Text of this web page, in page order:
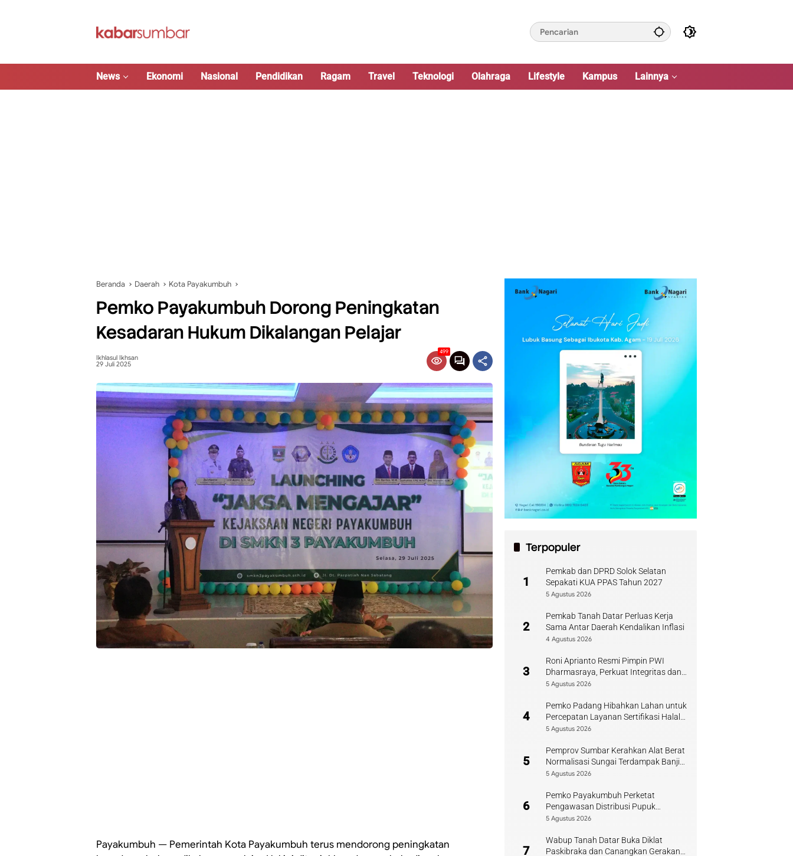
News Ekonomi Nasional Pendidikan Ragam Travel Teknologi Olahraga Lifestyle Kampus Lainnya
Beranda Daerah Kota Payakumbuh
Pemko Payakumbuh Dorong Peningkatan
Kesadaran Hukum Dikalangan Pelajar
Ikhlasul Ikhsan
29 Juli 2025
499
Payakumbuh — Pemerintah Kota Payakumbuh terus mendorong peningkatan
Terpopuler
1
Pemkab dan DPRD Solok Selatan
Sepakati KUA PPAS Tahun 2027
5 Agustus 2026
2
Pemkab Tanah Datar Perluas Kerja
Sama Antar Daerah Kendalikan Inflasi
4 Agustus 2026
3
Roni Aprianto Resmi Pimpin PWI
Dharmasraya, Perkuat Integritas dan
Kompetensi Jurnalis
5 Agustus 2026
4
Pemko Padang Hibahkan Lahan untuk
Percepatan Layanan Sertifikasi Halal
di Sumbar
5 Agustus 2026
5
Pemprov Sumbar Kerahkan Alat Berat
Normalisasi Sungai Terdampak Banjir
Kuranji
5 Agustus 2026
6
Pemko Payakumbuh Perketat
Pengawasan Distribusi Pupuk
Bersubsidi bagi Petani Lokal
5 Agustus 2026
7
Wabup Tanah Datar Buka Diklat
Paskibraka dan Canangkan Gerakan